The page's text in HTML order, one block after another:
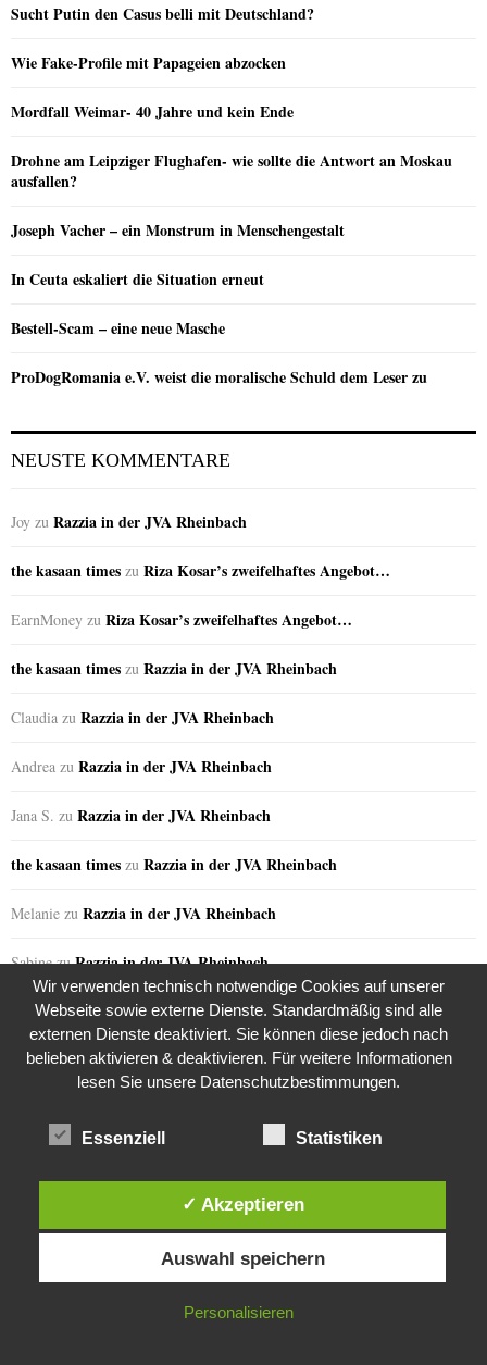
Sucht Putin den Casus belli mit Deutschland?
Wie Fake-Profile mit Papageien abzocken
Mordfall Weimar- 40 Jahre und kein Ende
Drohne am Leipziger Flughafen- wie sollte die Antwort an Moskau
ausfallen?
Joseph Vacher – ein Monstrum in Menschengestalt
In Ceuta eskaliert die Situation erneut
Bestell-Scam – eine neue Masche
ProDogRomania e.V. weist die moralische Schuld dem Leser zu
NEUSTE KOMMENTARE
Joy zu Razzia in der JVA Rheinbach
the kasaan times zu Riza Kosar’s zweifelhaftes Angebot…
EarnMoney zu Riza Kosar’s zweifelhaftes Angebot…
the kasaan times zu Razzia in der JVA Rheinbach
Claudia zu Razzia in der JVA Rheinbach
Andrea zu Razzia in der JVA Rheinbach
Jana S. zu Razzia in der JVA Rheinbach
the kasaan times zu Razzia in der JVA Rheinbach
Melanie zu Razzia in der JVA Rheinbach
SabinezuRazzia in der JVA Rheinbach
the kasaan timeszuRiza Kosar’s zweifelhaftes Angebot…
the kasaan timeszuRiza Kosar’s zweifelhaftes Angebot…
Riza Kosar’s zweifelhaftes Angebot…
GERN GELESEN
Diese Website verwendet Cookies. Durch die weitere Nutzung dieser
Website stimmst du der Verwendung von Cookies zu.
IN ORDNUNG
Wir verwenden technisch notwendige Cookies auf unserer
Webseite sowie externe Dienste. Standardmäßig sind alle
externen Dienste deaktiviert. Sie können diese jedoch nach
belieben aktivieren & deaktivieren. Für weitere Informationen
lesen Sie unsere Datenschutzbestimmungen.
Essenziell Statistiken
✓ Akzeptieren
Auswahl speichern
Personalisieren